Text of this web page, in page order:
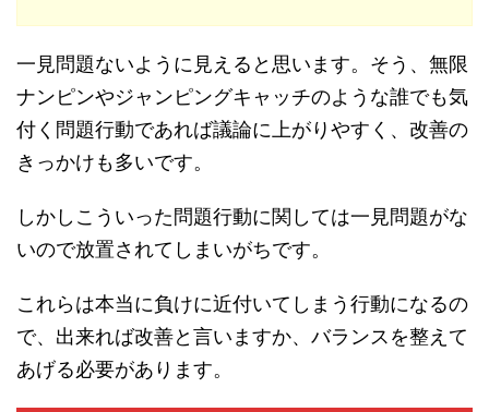
一見問題ないように見えると思います。そう、無限
ナンピンやジャンピングキャッチのような誰でも気
付く問題行動であれば議論に上がりやすく、改善の
きっかけも多いです。
しかしこういった問題行動に関しては一見問題がな
いので放置されてしまいがちです。
これらは本当に負けに近付いてしまう行動になるの
で、出来れば改善と言いますか、バランスを整えて
あげる必要があります。